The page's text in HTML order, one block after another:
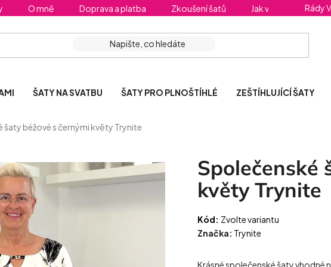
O mně Doprava a platba Zkoušení šatů Jak vybrat Rády
ŠATY NA SVATBU ŠATY PRO PLNOŠTÍHLÉ ZEŠTÍHLUJÍCÍ ŠATY
šaty béžové s černými květy Trynite
Společenské
květy Trynite
Kód: Zvolte variantu
Značka: Trynite
Krásné společenské šaty vhodné